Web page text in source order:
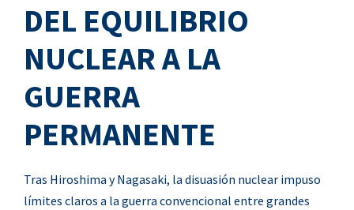
DEL EQUILIBRIO
NUCLEAR A LA
GUERRA
PERMANENTE
Tras Hiroshima y Nagasaki, la disuasión nuclear impuso
límites claros a la guerra convencional entre grandes